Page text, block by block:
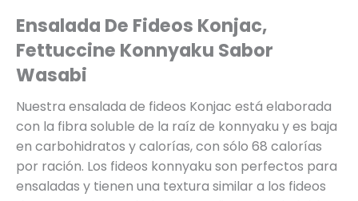
Ensalada De Fideos Konjac,
Fettuccine Konnyaku Sabor
Wasabi
Nuestra ensalada de fideos Konjac está elaborada
con la fibra soluble de la raíz de konnyaku y es baja
en carbohidratos y calorías, con sólo 68 calorías
por ración. Los fideos konnyaku son perfectos para
ensaladas y tienen una textura similar a los fideos